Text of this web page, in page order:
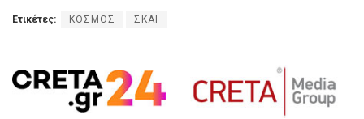
Ετικέτες: ΚΟΣΜΟΣ ΣΚΑΙ